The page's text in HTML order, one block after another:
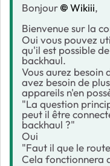
Bonjour Wikiii,
Bienvenue sur la
Oui vous pouvez
qu'il est possible
backhaul.
Vous aurez besoin
avez besoin de
appareils n'en
"La question
peut il être
backhaul ?"
Oui
"Faut il que le
Cela fonctionnera